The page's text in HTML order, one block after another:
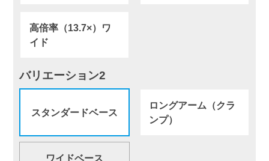
高倍率（13.7×）ワ
イド
バリエーション2
スタンダードベース
ロングアーム（クラ
ンプ）
ワイドベース